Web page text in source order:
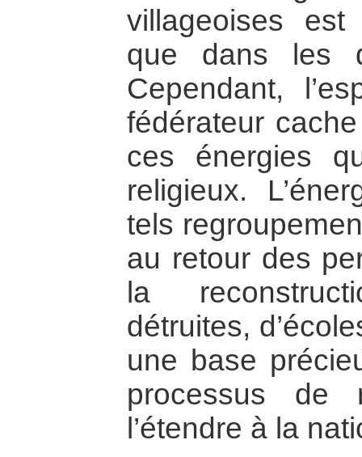
villageoises
que dans les
Cependant,
fédérateur
ces énergies
religieux.
tels
au retour des
la
détruites,
une base
processus de
l’étendre à la